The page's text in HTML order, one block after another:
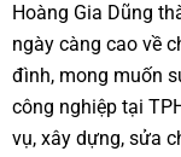
Hoàng Gia Dũng
ngày càng cao về
đình, mong muốn
công nghiệp tại
vụ, xây dựng, sửa